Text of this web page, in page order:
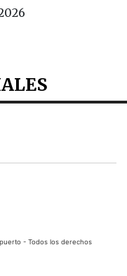
- Todos los derechos